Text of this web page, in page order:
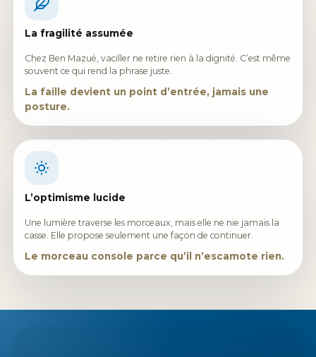
La fragilité assumée
Chez Ben Mazué, vaciller ne retire rien à la dignité. C’est même
souvent ce qui rend la phrase juste.
La faille devient un point d’entrée, jamais une
posture.
L’optimisme lucide
Une lumière traverse les morceaux, mais elle ne nie jamais la
casse. Elle propose seulement une façon de continuer.
Le morceau console parce qu’il n’escamote rien.